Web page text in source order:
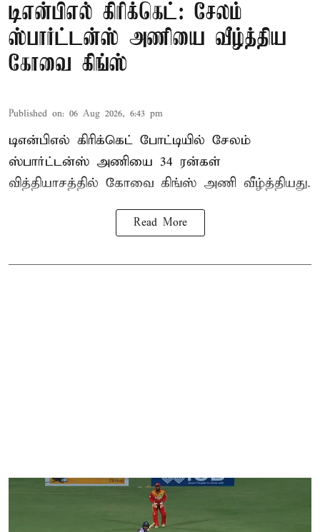
டிஎன்பிஎல் கிரிக்கெட்: சேலம்
ஸ்பார்ட்டன்ஸ் அணியை வீழ்த்திய
கோவை கிங்ஸ்
Published on: 06 Aug 2026, 6:43 pm
டிஎன்பிஎல் கிரிக்கெட் போட்டியில் சேலம்
ஸ்பார்ட்டன்ஸ் அணியை 34 ரன்கள்
வித்தியாசத்தில் கோவை கிங்ஸ் அணி வீழ்த்தியது.
Read More